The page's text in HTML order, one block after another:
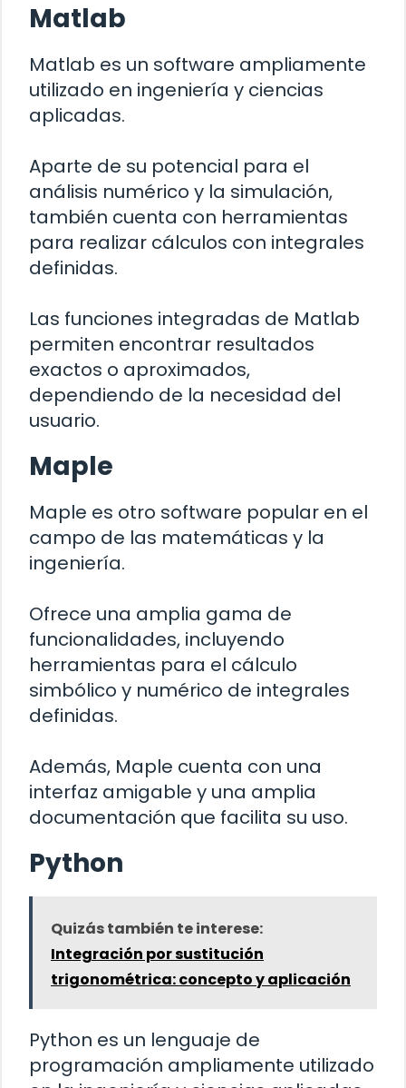
Matlab
Matlab es un software ampliamente
utilizado en ingeniería y ciencias
aplicadas.
Aparte de su potencial para el
análisis numérico y la simulación,
también cuenta con herramientas
para realizar cálculos con integrales
definidas.
Las funciones integradas de Matlab
permiten encontrar resultados
exactos o aproximados,
dependiendo de la necesidad del
usuario.
Maple
Maple es otro software popular en el
campo de las matemáticas y la
ingeniería.
Ofrece una amplia gama de
funcionalidades, incluyendo
herramientas para el cálculo
simbólico y numérico de integrales
definidas.
Además, Maple cuenta con una
interfaz amigable y una amplia
documentación que facilita su uso.
Python
Quizás también te interese:
Integración por sustitución
trigonométrica: concepto y aplicación
Python es un lenguaje de
programación ampliamente utilizado